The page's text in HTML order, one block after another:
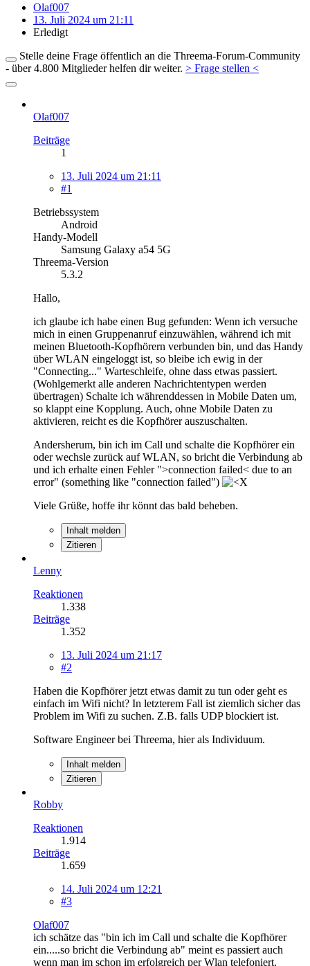
Olaf007
13. Juli 2024 um 21:11
Erledigt
Stelle deine Frage öffentlich an die Threema-Forum-Community
- über 4.800 Mitglieder helfen dir weiter. > Frage stellen <
Olaf007
Beiträge
1
13. Juli 2024 um 21:11
#1
Betriebssystem
Android
Handy-Modell
Samsung Galaxy a54 5G
Threema-Version
5.3.2
Hallo,
ich glaube ich habe einen Bug gefunden: Wenn ich versuche
mich in einen Gruppenanruf einzuwählen, während ich mit
meinen Bluetooth-Kopfhörern verbunden bin, und das Handy
über WLAN eingeloggt ist, so bleibe ich ewig in der
"Connecting..." Warteschleife, ohne dass etwas passiert.
(Wohlgemerkt alle anderen Nachrichtentypen werden
übertragen) Schalte ich währenddessen in Mobile Daten um,
so klappt eine Kopplung. Auch, ohne Mobile Daten zu
aktivieren, reicht es die Kopfhörer auszuschalten.
Andersherum, bin ich im Call und schalte die Kopfhörer ein
oder wechsle zurück auf WLAN, so bricht die Verbindung ab
und ich erhalte einen Fehler ">connection failed< due to an
error" (something like "connection failed")
Viele Grüße, hoffe ihr könnt das bald beheben.
Inhalt melden
Zitieren
Lenny
Reaktionen
1.338
Beiträge
1.352
13. Juli 2024 um 21:17
#2
Haben die Kopfhörer jetzt etwas damit zu tun oder geht es
einfach im Wifi nicht? In letzterem Fall ist ziemlich sicher das
Problem im Wifi zu suchen. Z.B. falls UDP blockiert ist.
Software Engineer bei Threema, hier als Individuum.
Inhalt melden
Zitieren
Robby
Reaktionen
1.914
Beiträge
1.659
14. Juli 2024 um 12:21
#3
Olaf007
ich schätze das "bin ich im Call und schalte die Kopfhörer
ein.....so bricht die Verbindung ab" meint es passiert auch
wenn man im schon im erfolgreich per Wlan telefoniert.